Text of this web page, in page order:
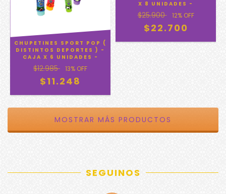
CHUPETINES SPORT POP (
DISTINTOS DEPORTES ) -
CAJA X 6 UNIDADES -
$12.985 13% OFF
$11.248
X 8 UNIDADES -
$25.900 12% OFF
$22.700
MOSTRAR MÁS PRODUCTOS
SEGUINOS